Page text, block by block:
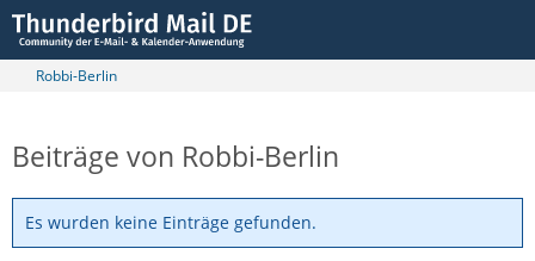
Robbi-Berlin
Beiträge von Robbi-Berlin
Es wurden keine Einträge gefunden.